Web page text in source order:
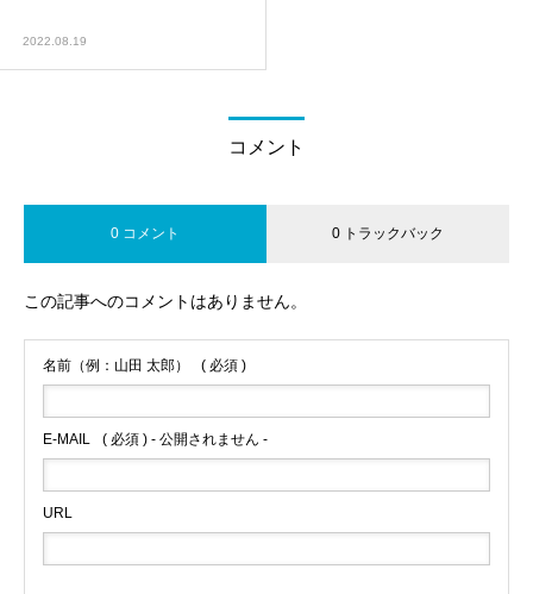
2022.08.19
コメント
0 コメント 0 トラックバック
この記事へのコメントはありません。
名前（例：山田 太郎） ( 必須 )
E-MAIL ( 必須 ) - 公開されません -
URL